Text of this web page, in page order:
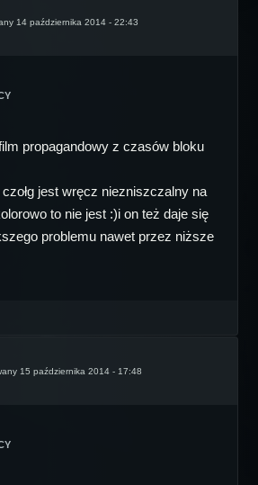
14 października 2014 - 22:43
propagandowy z czasów bloku
jest wręcz niezniszczalny na
to nie jest :)i on też daje się
problemu nawet przez niższe
15 października 2014 - 17:48